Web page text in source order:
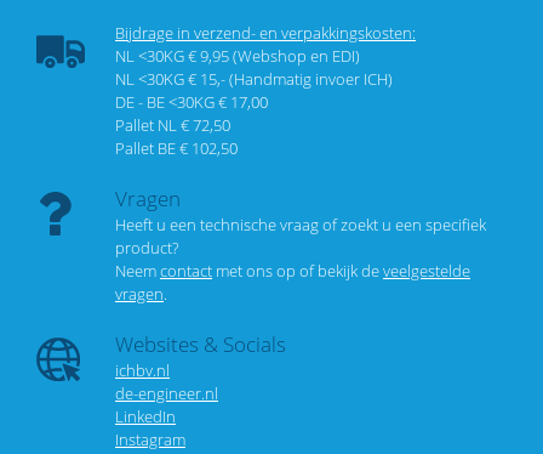
Bijdrage in verzend- en verpakkingskosten:
NL <30KG € 9,95 (Webshop en EDI)
NL <30KG € 15,- (Handmatig invoer ICH)
DE - BE <30KG € 17,00
Pallet NL € 72,50
Pallet BE € 102,50
Vragen
Heeft u een technische vraag of zoekt u een specifiek
product?
Neemcontact met ons op of bekijk deveelgestelde
vragen.
Websites & Socials
ichbv.nl
de-engineer.nl
LinkedIn
Instagram